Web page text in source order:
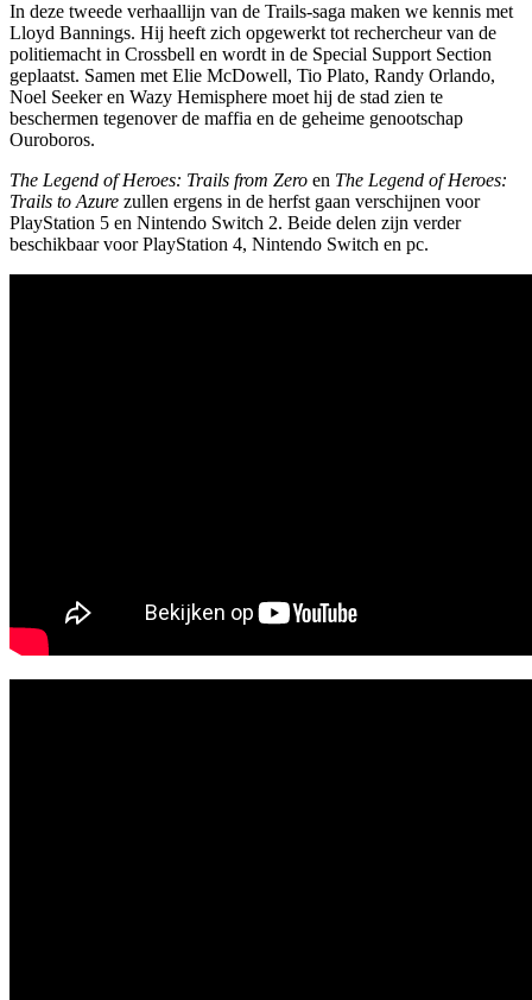
In deze tweede verhaallijn van de Trails-saga maken we kennis met
Lloyd Bannings. Hij heeft zich opgewerkt tot rechercheur van de
politiemacht in Crossbell en wordt in de Special Support Section
geplaatst. Samen met Elie McDowell, Tio Plato, Randy Orlando,
Noel Seeker en Wazy Hemisphere moet hij de stad zien te
beschermen tegenover de maffia en de geheime genootschap
Ouroboros.
The Legend of Heroes: Trails from Zero en The Legend of Heroes:
Trails to Azure zullen ergens in de herfst gaan verschijnen voor
PlayStation 5 en Nintendo Switch 2. Beide delen zijn verder
beschikbaar voor PlayStation 4, Nintendo Switch en pc.